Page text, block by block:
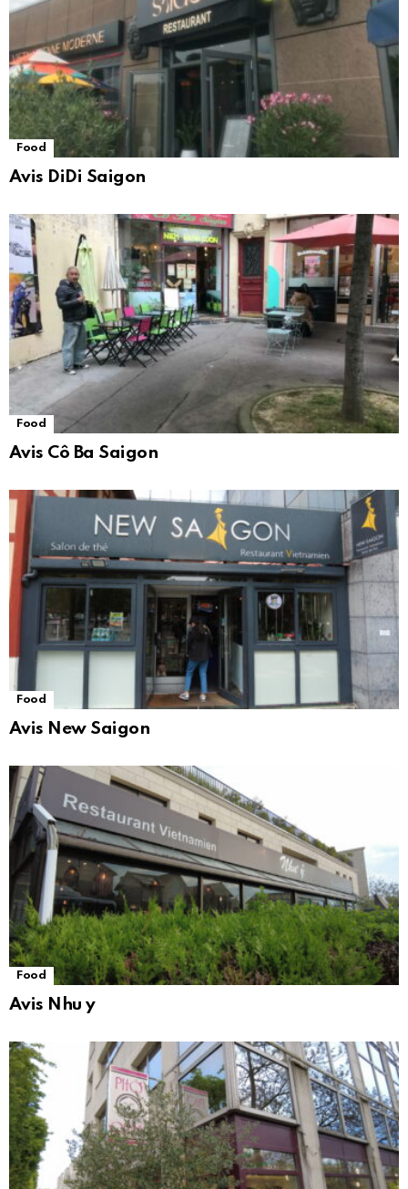
Food
Avis DiDi Saigon
Food
Avis Cô Ba Saigon
Food
Avis New Saigon
Food
Avis Nhu y